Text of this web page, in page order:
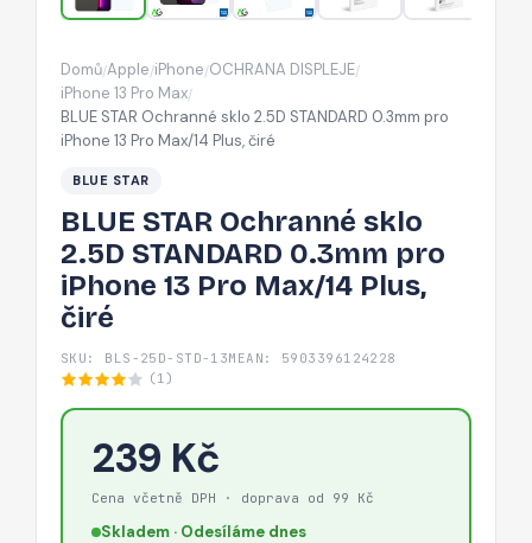
13
Plus,
čiré
Domů/Apple/iPhone/OCHRANA DISPLEJE/
iPhone 13 Pro Max/
BLUE STAR Ochranné sklo 2.5D STANDARD 0.3mm pro
iPhone 13 Pro Max/14 Plus, čiré
BLUE STAR
BLUE STAR Ochranné sklo
2.5D STANDARD 0.3mm pro
iPhone 13 Pro Max/14 Plus,
čiré
SKU: BLS-25D-STD-13M EAN: 5903396124228
(1)
239 Kč
Cena včetně DPH · doprava od 99 Kč
Skladem · Odesíláme dnes